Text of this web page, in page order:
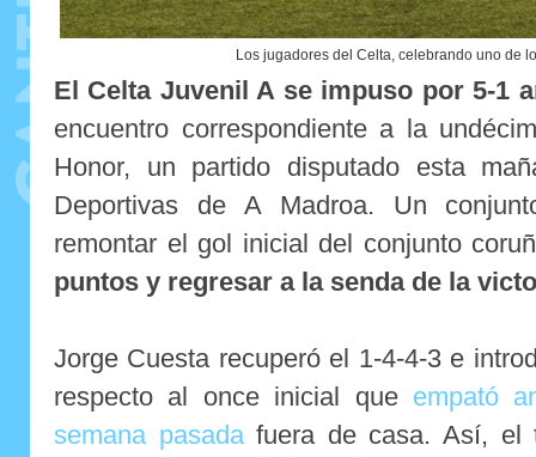
Los jugadores del Celta, celebrando uno de
El Celta Juvenil A se impuso por 5-1
encuentro correspondiente a la
Honor, un partido disputado esta
Deportivas de A Madroa. Un
remontar el gol inicial del conjunto
puntos y regresar a la senda de la
Jorge Cuesta recuperó el 1-4-4-3 e
respecto al once inicial que empató
semana pasadafuera de casa. Así, el